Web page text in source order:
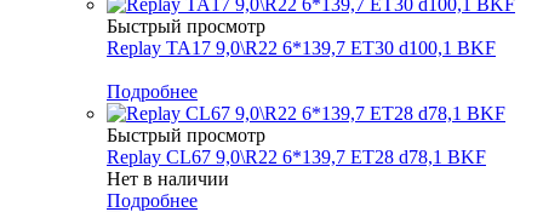
Быстрый просмотр
Replay TA17 9,0\R22 6*139,7 ET30 d100,1 BKF
Подробнее
Быстрый просмотр
Replay CL67 9,0\R22 6*139,7 ET28 d78,1 BKF
Нет в наличии
Подробнее